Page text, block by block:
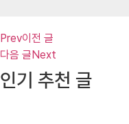
Prev이전 글
다음 글 Next
인기 추천 글